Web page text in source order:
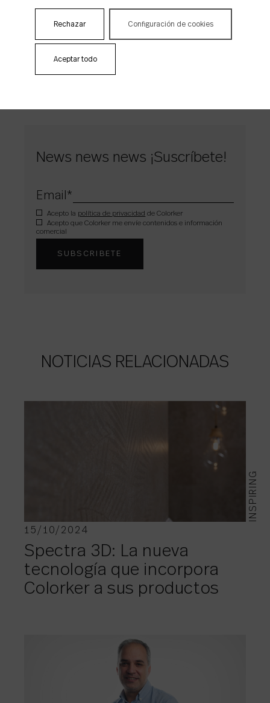
News news news ¡Suscríbete!
Email *
Acepto la política de privacidad de Colorker
Acepto que Colorker me envíe contenidos e información
comercial
NOTICIAS RELACIONADAS
INSPIRING
15/10/2024
Spectra 3D: La nueva
tecnología que incorpora
Colorker a sus productos
Aceptar todo
Rechazar Configuración de cookies